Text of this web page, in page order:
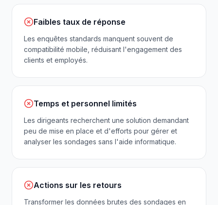
Faibles taux de réponse
Les enquêtes standards manquent souvent de
compatibilité mobile, réduisant l'engagement des
clients et employés.
Temps et personnel limités
Les dirigeants recherchent une solution demandant
peu de mise en place et d'efforts pour gérer et
analyser les sondages sans l'aide informatique.
Actions sur les retours
Transformer les données brutes des sondages en